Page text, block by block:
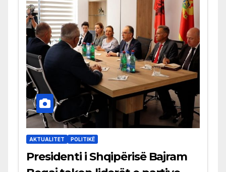
AKTUALITET POLITIKË
Presidenti i Shqipërisë Bajram